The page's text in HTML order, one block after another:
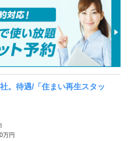
。待遇/「住まい再生スタッ
万円